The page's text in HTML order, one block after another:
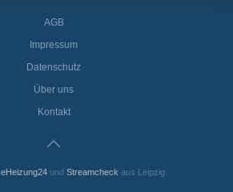
AGB
Impressum
Datenschutz
Über uns
Kontakt
eHeizung24 und Streamcheck aus Leipzig.